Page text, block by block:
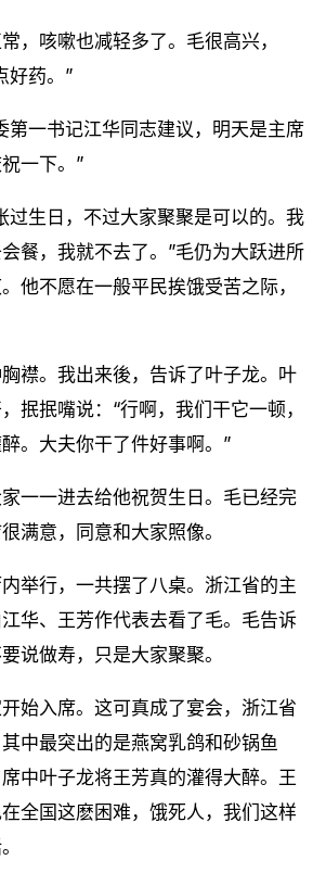
，咳嗽也减轻多了。毛很高兴，
好药。”
第一书记江华同志建议，明天是主席
一下。”
过生日，不过大家聚聚是可以的。我
餐，我就不去了。”毛仍为大跃进所
他不愿在一般平民挨饿受苦之际，
襟。我出来後，告诉了叶子龙。叶
抿抿嘴说：“行啊，我们干它一顿，
。大夫你干了件好事啊。”
一一进去给他祝贺生日。毛已经完
满意，同意和大家照像。
举行，一共摆了八桌。浙江省的主
华、王芳作代表去看了毛。毛告诉
说做寿，只是大家聚聚。
始入席。这可真成了宴会，浙江省
中最突出的是燕窝乳鸽和砂锅鱼
中叶子龙将王芳真的灌得大醉。王
全国这麽困难，饿死人，我们这样